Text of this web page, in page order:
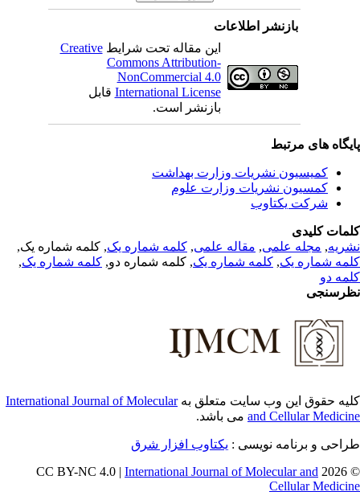
بازنشر اطلاعات
این مقاله تحت شرایطCreative
Commons Attribution-
NonCommercial 4.0
International Licenseقابل
بازنشر است.
های مرتبط
کمیسیون نشریات وزارت بهداشت
کمسیون نشریات وزارت علوم
شرکت یکتاوب
کلیدی
,مجله علمی, مقاله علمی, کلمه شماره یک, کلمه شماره یک,
شماره یک,کلمه شماره یک, کلمه شماره دو,کلمه شماره یک,
دو
حقوق این وب سایت متعلق بهInternational Journal of Molecular
and Cellularمی باشد.
و برنامه نویسی : یکتاوب افزار شرق
©
International Journal of Molecular and
Cellular